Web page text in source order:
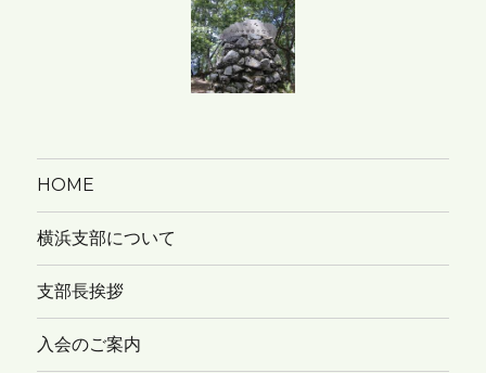
HOME
横浜支部について
支部長挨拶
入会のご案内